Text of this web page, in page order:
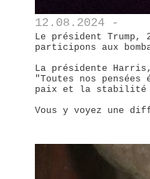
12.08.2024 -
Le président Trump,
participons aux
La présidente
"Toutes nos
paix et la stabilité
Vous y voyez une